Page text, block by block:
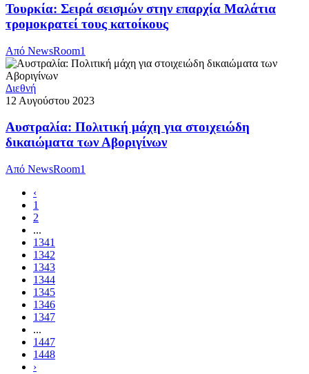
Τουρκία: Σειρά σεισμών στην επαρχία Μαλάτια
τρομοκρατεί τους κατοίκους
Από NewsRoom1
Διεθνή
12 Αυγούστου 2023
Αυστραλία: Πολιτική μάχη για στοιχειώδη
δικαιώματα των Αβοριγίνων
Από NewsRoom1
‹
1
2
...
1341
1342
1343
1344
1345
1346
1347
...
1447
1448
›